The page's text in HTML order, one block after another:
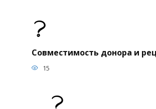
Совместимость донора и
15